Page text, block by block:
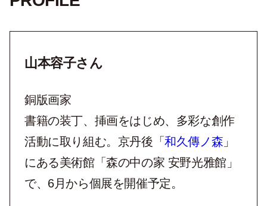
山本容子さん
銅版画家
書籍の装丁、挿画をはじめ、多彩な創作
活動に取り組む。京丹後「和久傳ノ森 」
にある美術館「森の中の家 安野光雅館」
で、 6月から個展を開催予定。